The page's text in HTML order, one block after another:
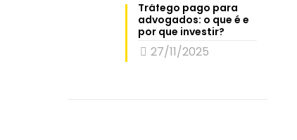
Tráfego pago para
advogados: o que é e
por que investir?
27/11/2025